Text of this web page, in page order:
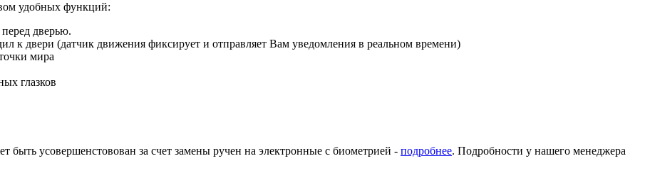
удобных функций:
дверью.
к двери (датчик движения фиксирует и отправляет Вам уведомления в реальном времени)
мира
глазков
усовершенстовован за счет замены ручен на электронные с биометрией - подробнее. Подробности у нашего менеджера